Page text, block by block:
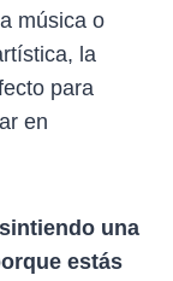
música o
la
para
en
una
estás